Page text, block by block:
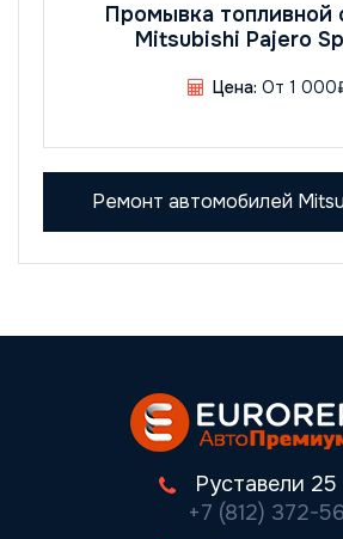
Промывка топливной
Mitsubishi Pajero
Цена: От 1
Ремонт автомобилей
Руставели 25
+7 (812) 372-